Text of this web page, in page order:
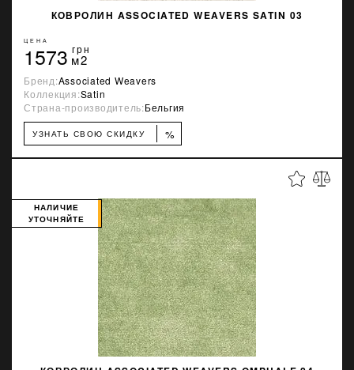
КОВРОЛИН ASSOCIATED WEAVERS SATIN 03
ЦЕНА
1573 грн
м2
Бренд:Associated Weavers
Коллекция:Satin
Страна-производитель:Бельгия
УЗНАТЬ СВОЮ СКИДКУ %
НАЛИЧИЕ
УТОЧНЯЙТЕ